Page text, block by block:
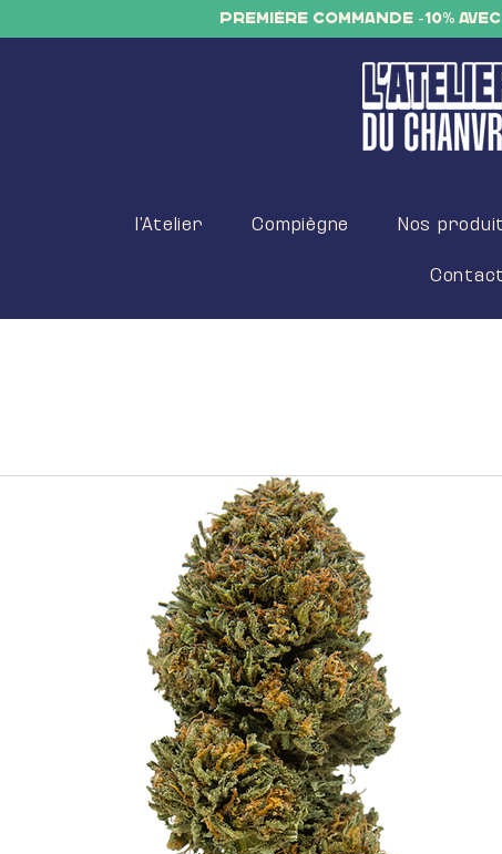
PREMIÈRE COMMANDE -10%
l'Atelier Compiègne Nos
Contact